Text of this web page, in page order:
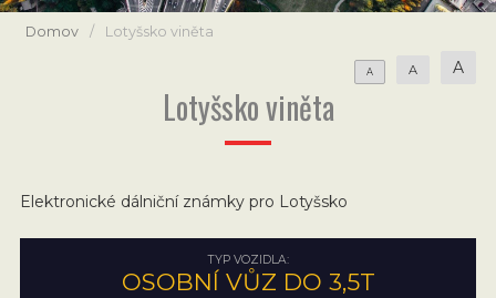
Domov / Lotyšsko viněta
A A A
Lotyšsko viněta
Elektronické dálniční známky pro Lotyšsko
TYP VOZIDLA:
OSOBNÍ VŮZ DO 3,5T